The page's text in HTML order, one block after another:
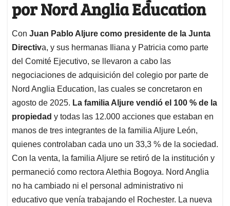
por Nord Anglia Education
Con Juan Pablo Aljure como presidente de la Junta
Directiva, y sus hermanas Iliana y Patricia como parte
del Comité Ejecutivo, se llevaron a cabo las
negociaciones de adquisición del colegio por parte de
Nord Anglia Education, las cuales se concretaron en
agosto de 2025. La familia Aljure vendió el 100 % de la
propiedad y todas las 12.000 acciones que estaban en
manos de tres integrantes de la familia Aljure León,
quienes controlaban cada uno un 33,3 % de la sociedad.
Con la venta, la familia Aljure se retiró de la institución y
permaneció como rectora Alethia Bogoya. Nord Anglia
no ha cambiado ni el personal administrativo ni
educativo que venía trabajando el Rochester. La nueva